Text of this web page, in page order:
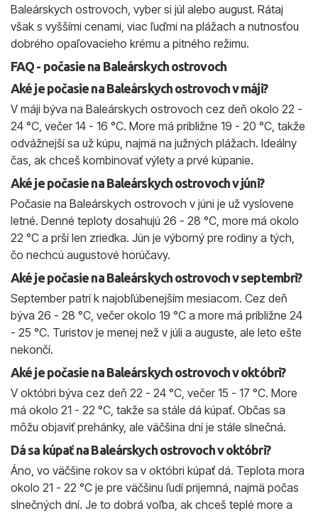
Baleárskych ostrovoch, vyber si júl alebo august. Rátaj
však s vyššími cenami, viac ľuďmi na plážach a nutnosťou
dobrého opaľovacieho krému a pitného režimu.
FAQ - počasie na Baleárskych ostrovoch
Aké je počasie na Baleárskych ostrovoch v máji?
V máji býva na Baleárskych ostrovoch cez deň okolo 22 -
24 °C, večer 14 - 16 °C. More má približne 19 - 20 °C, takže
odvážnejší sa už kúpu, najmä na južných plážach. Ideálny
čas, ak chceš kombinovať výlety a prvé kúpanie.
Aké je počasie na Baleárskych ostrovoch v júni?
Počasie na Baleárskych ostrovoch v júni je už vyslovene
letné. Denné teploty dosahujú 26 - 28 °C, more má okolo
22 °C a prší len zriedka. Jún je výborný pre rodiny a tých,
čo nechcú augustové horúčavy.
Aké je počasie na Baleárskych ostrovoch v septembri?
September patrí k najobľúbenejším mesiacom. Cez deň
býva 26 - 28 °C, večer okolo 19 °C a more má približne 24
- 25 °C. Turistov je menej než v júli a auguste, ale leto ešte
nekončí.
Aké je počasie na Baleárskych ostrovoch v októbri?
V októbri býva cez deň 22 - 24 °C, večer 15 - 17 °C. More
má okolo 21 - 22 °C, takže sa stále dá kúpať. Občas sa
môžu objaviť prehánky, ale väčšina dní je stále slnečná.
Dá sa kúpať na Baleárskych ostrovoch v októbri?
Áno, vo väčšine rokov sa v októbri kúpať dá. Teplota mora
okolo 21 - 22 °C je pre väčšinu ľudí prijemná, najmä počas
slnečných dní. Je to dobrá voľba, ak chceš teplé more a